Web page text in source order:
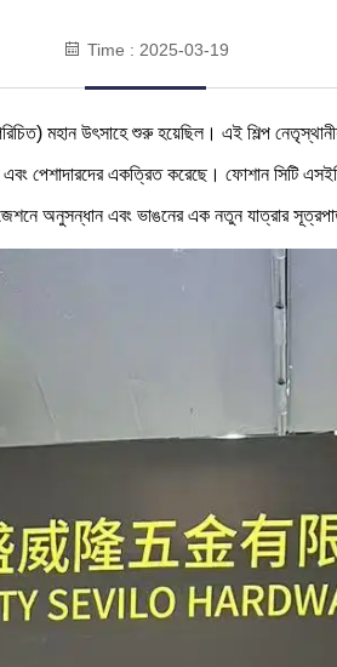
Time : 2025-03-19
মহান উৎসাহে শুরু হয়েছিল। এই শিল্প নেতৃস্থানীয়
এবং পেশাদারদের একত্রিত করেছে। ফোশান সিটি
অনুসন্ধান এবং ভাঙনের এক নতুন যাত্রার